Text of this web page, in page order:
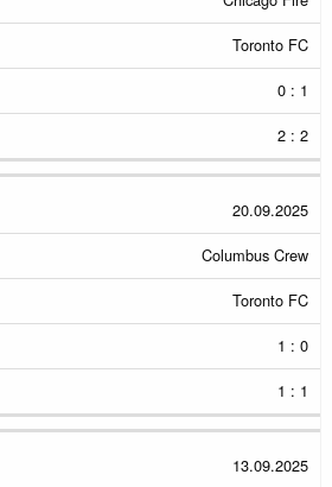
Toronto FC
0 : 1
2 : 2
20.09.2025
Columbus Crew
Toronto FC
1 : 0
1 : 1
13.09.2025